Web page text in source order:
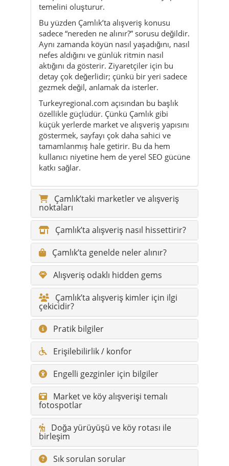
temelini oluşturur.
Bu yüzden Çamlık’ta alışveriş konusu
sadece “nereden ne alınır?” sorusu değildir.
Aynı zamanda köyün nasıl yaşadığını, nasıl
nefes aldığını ve günlük ritmin nasıl
aktığını da gösterir. Ziyaretçiler için bu
detay çok değerlidir; çünkü bir yeri sadece
gezmek değil, anlamak da isterler.
Turkeyregional.com açısından bu başlık
özellikle güçlüdür. Çünkü Çamlık gibi
küçük yerlerde market ve alışveriş yapısını
göstermek, sayfayı çok daha sahici ve
tamamlanmış hale getirir. Bu da hem
kullanıcı niyetine hem de yerel SEO gücüne
katkı sağlar.
Çamlık’taki marketler ve alışveriş
noktaları
Çamlık’ta alışveriş nasıl hissettirir?
Çamlık’ta genelde neler alınır?
Alışveriş odaklı hidden gems
Çamlık’ta alışveriş kimler için ilgi
çekicidir?
Pratik bilgiler
Erişilebilirlik / konfor
Engelli gezginler için bilgiler
Market ve köy alışverişi temalı
fotospotlar
Doğa yürüyüşü ve köy rotası ile
birleşim
Sık sorulan sorular